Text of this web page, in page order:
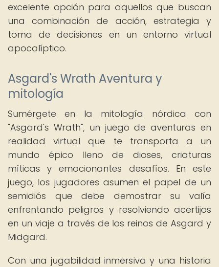
excelente opción para aquellos que buscan
una combinación de acción, estrategia y
toma de decisiones en un entorno virtual
apocalíptico.
Asgard's Wrath Aventura y
mitología
Sumérgete en la mitología nórdica con
"Asgard's Wrath", un juego de aventuras en
realidad virtual que te transporta a un
mundo épico lleno de dioses, criaturas
míticas y emocionantes desafíos. En este
juego, los jugadores asumen el papel de un
semidiós que debe demostrar su valía
enfrentando peligros y resolviendo acertijos
en un viaje a través de los reinos de Asgard y
Midgard.
Con una jugabilidad inmersiva y una historia